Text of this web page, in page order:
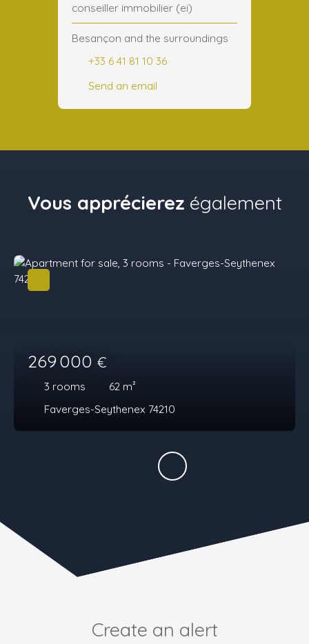
conseiller immobilier (ei)
Besançon and the surroundings
+33 6 41 81 10 36
Send an email
Vous apprécierez également
269 000 €
3 rooms 62 m²
Faverges-Seythenex 74210
Create an alert